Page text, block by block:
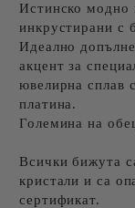
Истинско модно
инкрустирани с
Идеално
акцент за
ювелирна сплав
платина.
Големина на
Всички бижута
кристали и са
сертификат.